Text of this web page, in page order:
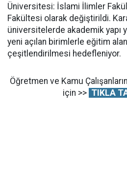
Üniversitesi: İslami İlimler
Fakültesi olarak değiştirildi.
üniversitelerde akademik yapı
yeni açılan birimlerle eğitim
çeşitlendirilmesi hedefleniyor.
Öğretmen ve Kamu
için >> TIKLA